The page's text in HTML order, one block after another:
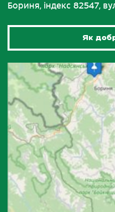
Бориня, індекс 82547,
Як